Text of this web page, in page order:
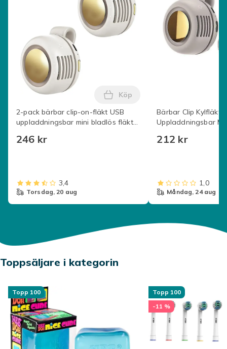
2-pack bärbar clip-on-fläkt USB
uppladdningsbar mini bladlös fläkt
kylning för resor kontor Beige
246 kr
Lägg till 2-pack bärbar clip-
Köp
3,4
torsdag, 20 aug
Bärbar Clip Kylfläkt
Uppladdningsbar
Luftkylningsfläkt
212 kr
1,0
måndag, 24 aug
Toppsäljare i kategorin
Topp 100
Topp 100
-11 %